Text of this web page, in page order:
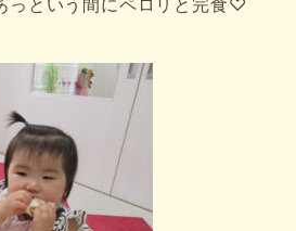
っという間にペロリと完食♡